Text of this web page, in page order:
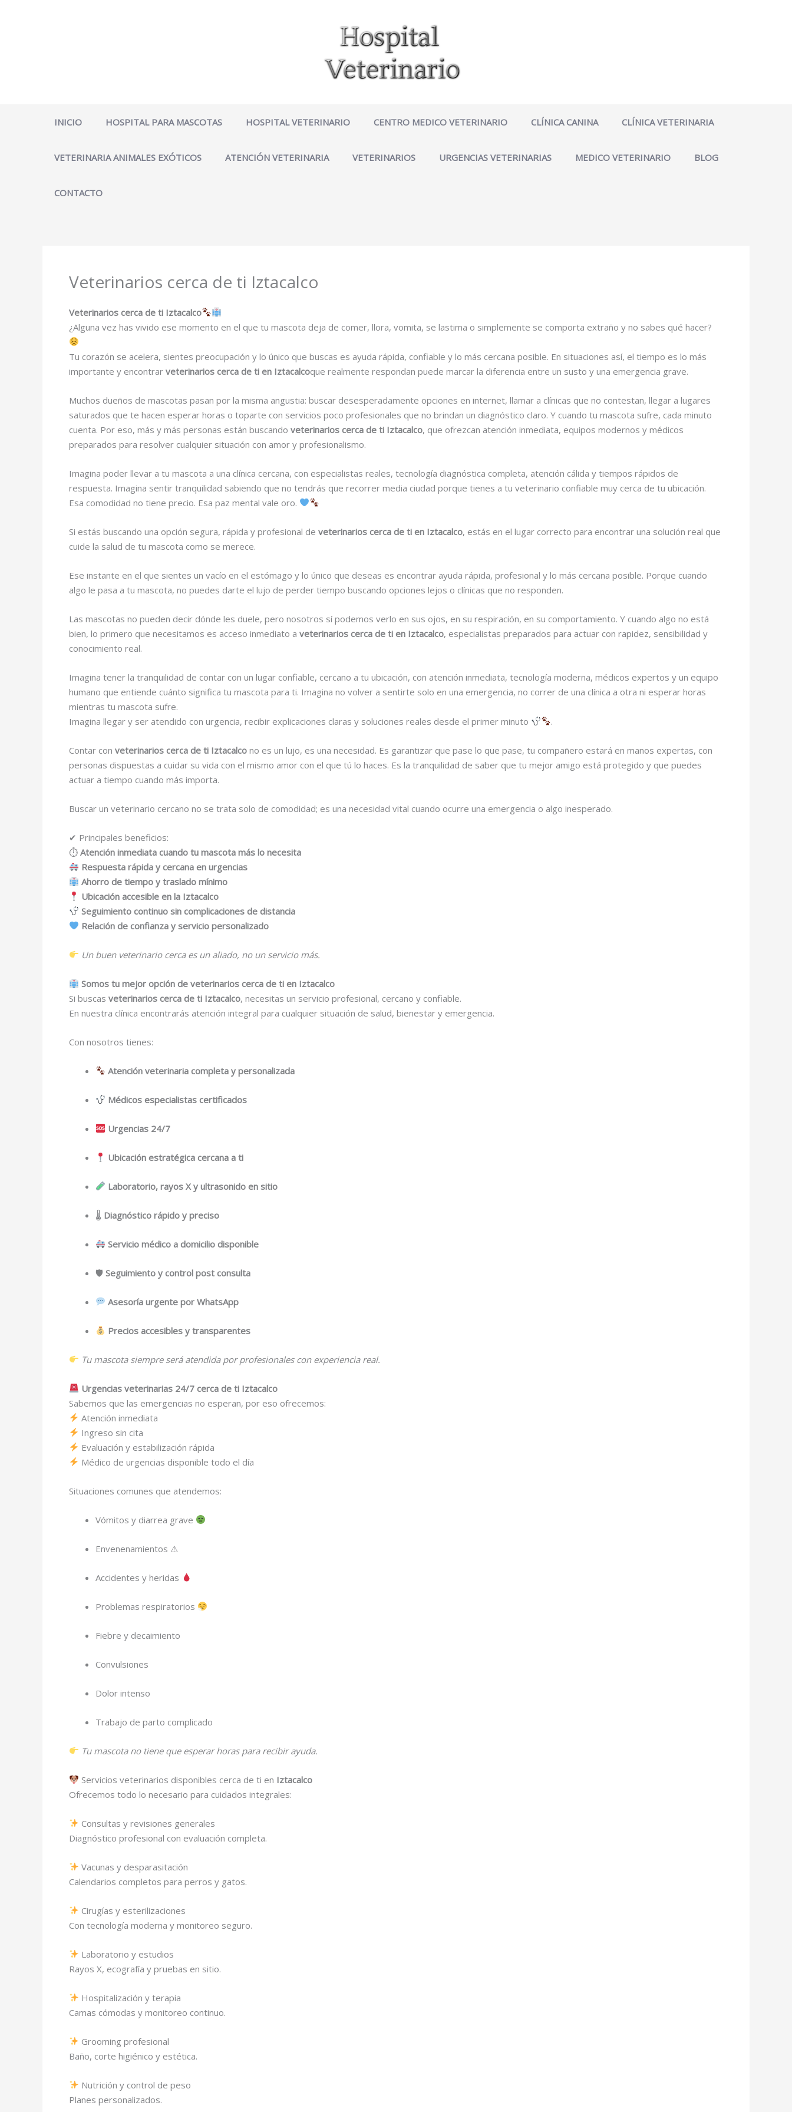
INICIO HOSPITAL PARA MASCOTAS HOSPITAL VETERINARIO CENTRO MEDICO VETERINARIO CLÍNICA CANINA CLÍNICA VETERINARIA
VETERINARIA ANIMALES EXÓTICOS ATENCIÓN VETERINARIA VETERINARIOS URGENCIAS VETERINARIAS MEDICO VETERINARIO BLOG
CONTACTO
Veterinarios cerca de ti Iztacalco
Veterinarios cerca de ti Iztacalco
¿Alguna vez has vivido ese momento en el que tu mascota deja de comer, llora, vomita, se lastima o simplemente se comporta extraño y no sabes qué hacer?
Tu corazón se acelera, sientes preocupación y lo único que buscas es ayuda rápida, confiable y lo más cercana posible. En situaciones así, el tiempo es lo más
importante y encontrar veterinarios cerca de ti en Iztacalcoque realmente respondan puede marcar la diferencia entre un susto y una emergencia grave.
Muchos dueños de mascotas pasan por la misma angustia: buscar desesperadamente opciones en internet, llamar a clínicas que no contestan, llegar a lugares
saturados que te hacen esperar horas o toparte con servicios poco profesionales que no brindan un diagnóstico claro. Y cuando tu mascota sufre, cada minuto
cuenta. Por eso, más y más personas están buscando veterinarios cerca de ti Iztacalco, que ofrezcan atención inmediata, equipos modernos y médicos
preparados para resolver cualquier situación con amor y profesionalismo.
Imagina poder llevar a tu mascota a una clínica cercana, con especialistas reales, tecnología diagnóstica completa, atención cálida y tiempos rápidos de
respuesta. Imagina sentir tranquilidad sabiendo que no tendrás que recorrer media ciudad porque tienes a tu veterinario confiable muy cerca de tu ubicación.
Esa comodidad no tiene precio. Esa paz mental vale oro.
Si estás buscando una opción segura, rápida y profesional de veterinarios cerca de ti en Iztacalco, estás en el lugar correcto para encontrar una solución real que
cuide la salud de tu mascota como se merece.
Ese instante en el que sientes un vacío en el estómago y lo único que deseas es encontrar ayuda rápida, profesional y lo más cercana posible. Porque cuando
algo le pasa a tu mascota, no puedes darte el lujo de perder tiempo buscando opciones lejos o clínicas que no responden.
Las mascotas no pueden decir dónde les duele, pero nosotros sí podemos verlo en sus ojos, en su respiración, en su comportamiento. Y cuando algo no está
bien, lo primero que necesitamos es acceso inmediato a veterinarios cerca de ti en Iztacalco, especialistas preparados para actuar con rapidez, sensibilidad y
conocimiento real.
Imagina tener la tranquilidad de contar con un lugar confiable, cercano a tu ubicación, con atención inmediata, tecnología moderna, médicos expertos y un equipo
humano que entiende cuánto significa tu mascota para ti. Imagina no volver a sentirte solo en una emergencia, no correr de una clínica a otra ni esperar horas
mientras tu mascota sufre.
Imagina llegar y ser atendido con urgencia, recibir explicaciones claras y soluciones reales desde el primer minuto
.
Contar con veterinarios cerca de ti Iztacalco no es un lujo, es una necesidad. Es garantizar que pase lo que pase, tu compañero estará en manos expertas, con
personas dispuestas a cuidar su vida con el mismo amor con el que tú lo haces. Es la tranquilidad de saber que tu mejor amigo está protegido y que puedes
actuar a tiempo cuando más importa.
Buscar un veterinario cercano no se trata solo de comodidad; es una necesidad vital cuando ocurre una emergencia o algo inesperado.
✔ Principales beneficios:
⏱ Atención inmediata cuando tu mascota más lo necesita
Respuesta rápida y cercana en urgencias
Ahorro de tiempo y traslado mínimo
Ubicación accesible en la Iztacalco
Seguimiento continuo sin complicaciones de distancia
Relación de confianza y servicio personalizado
Un buen veterinario cerca es un aliado, no un servicio más.
Somos tu mejor opción de veterinarios cerca de ti en Iztacalco
Si buscas veterinarios cerca de ti Iztacalco, necesitas un servicio profesional, cercano y confiable.
En nuestra clínica encontrarás atención integral para cualquier situación de salud, bienestar y emergencia.
Con nosotros tienes:
Atención veterinaria completa y personalizada
Médicos especialistas certificados
Urgencias 24/7
Ubicación estratégica cercana a ti
Laboratorio, rayos X y ultrasonido en sitio
🌡 Diagnóstico rápido y preciso
Servicio médico a domicilio disponible
🛡 Seguimiento y control post consulta
Asesoría urgente por WhatsApp
Precios accesibles y transparentes
Tu mascota siempre será atendida por profesionales con experiencia real.
Urgencias veterinarias 24/7 cerca de ti Iztacalco
Sabemos que las emergencias no esperan, por eso ofrecemos:
Atención inmediata
Ingreso sin cita
Evaluación y estabilización rápida
Médico de urgencias disponible todo el día
Situaciones comunes que atendemos:
Vómitos y diarrea grave
Envenenamientos ⚠
Accidentes y heridas
Problemas respiratorios
Fiebre y decaimiento
Convulsiones
Dolor intenso
Trabajo de parto complicado
Tu mascota no tiene que esperar horas para recibir ayuda.
Servicios veterinarios disponibles cerca de ti en Iztacalco
Ofrecemos todo lo necesario para cuidados integrales:
Consultas y revisiones generales
Diagnóstico profesional con evaluación completa.
Vacunas y desparasitación
Calendarios completos para perros y gatos.
Cirugías y esterilizaciones
Con tecnología moderna y monitoreo seguro.
Laboratorio y estudios
Rayos X, ecografía y pruebas en sitio.
Hospitalización y terapia
Camas cómodas y monitoreo continuo.
Grooming profesional
Baño, corte higiénico y estética.
Nutrición y control de peso
Planes personalizados.